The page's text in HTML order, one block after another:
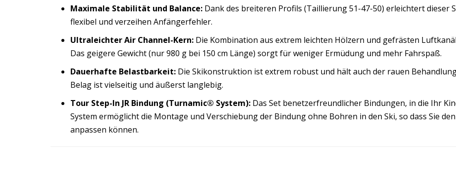
Maximale Stabilität und Balance: Dank des breiteren Profils (Taillierung 51-47-50) erleichtert dieser
flexibel und verzeihen Anfängerfehler.
Ultraleichter Air Channel-Kern: Die Kombination aus extrem leichten Hölzern und gefrästen
Das geigere Gewicht (nur 980 g bei 150 cm Länge) sorgt für weniger Ermüdung und mehr Fahrspaß.
Dauerhafte Belastbarkeit: Die Skikonstruktion ist extrem robust und hält auch der rauen
Belag ist vielseitig und äußerst langlebig.
Tour Step-In JR Bindung (Turnamic® System): Das Set benetzerfreundlicher Bindungen, in die Ihr
System ermöglicht die Montage und Verschiebung der Bindung ohne Bohren in den Ski, so dass Sie
anpassen können.